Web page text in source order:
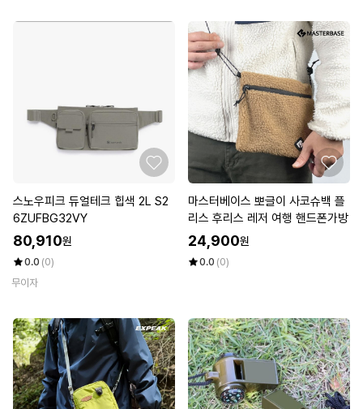
스노우피크 듀얼테크 힙색 2L S2
6ZUFBG32VY
80,910원
0.0 (0)
무이자
마스터베이스 뽀글이 사코슈백 플
리스 후리스 레저 여행 핸드폰가방
24,900원
0.0 (0)